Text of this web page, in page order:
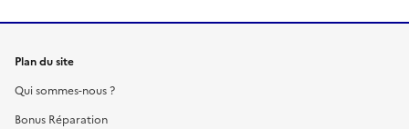
Plan du site
Qui sommes-nous ?
Bonus Réparation